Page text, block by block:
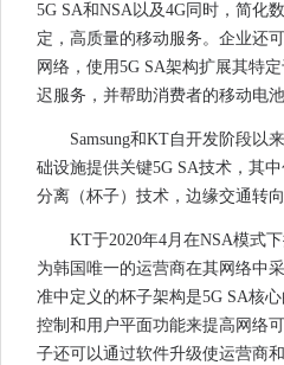
5G SA和NSA以及4G同时，简化
定，高质量的移动服务。企业还
网络，使用5G SA架构扩展其特
迟服务，并帮助消费者的移动电池
Samsung和KT自开发阶段以
础设施提供关键5G SA技术，其
分离（杯子）技术，边缘交通转
KT于2020年4月在NSA模式
为韩国唯一的运营商在其网络中
准中定义的杯子架构是5G SA核
控制和用户平面功能来提高网络
子还可以通过软件升级使运营商